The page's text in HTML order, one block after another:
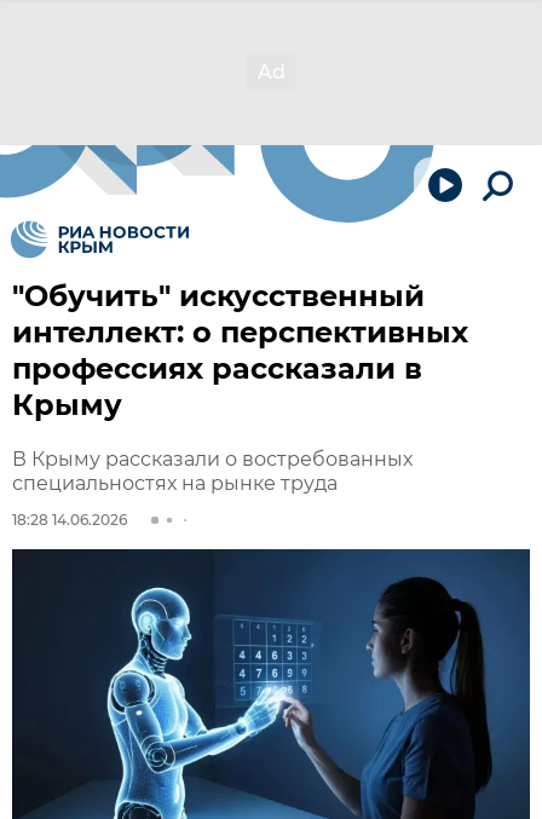
"Обучить" искусственный
интеллект: о перспективных
профессиях рассказали в
Крыму
В Крыму рассказали о востребованных
специальностях на рынке труда
18:28 14.06.2026